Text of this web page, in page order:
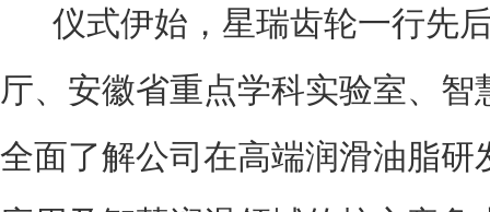
仪式伊始，星瑞齿轮一行先
厅、安徽省重点学科实验室、
全面了解公司在高端润滑油脂研